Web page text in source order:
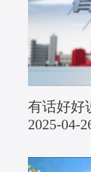
有话好好
2025-04-